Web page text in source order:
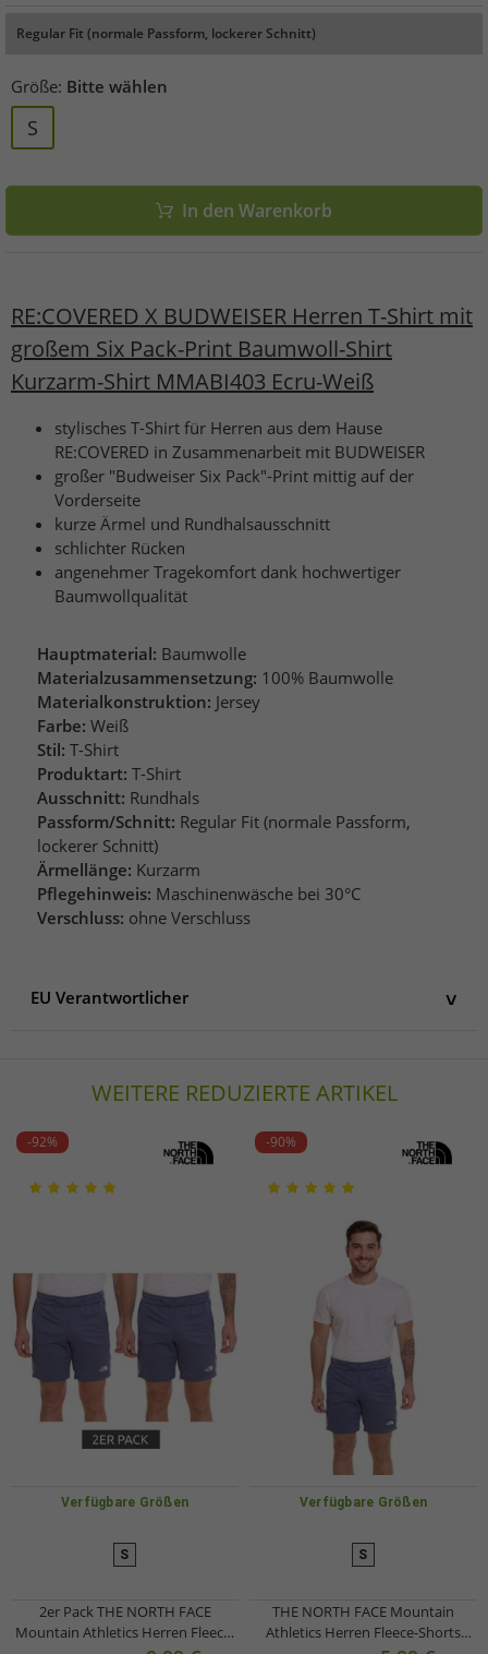
Regular Fit (normale Passform, lockerer Schnitt)
Größe: Bitte wählen
S
In den Warenkorb
RE:COVERED X BUDWEISER Herren T-Shirt mit
großem Six Pack-Print Baumwoll-Shirt
Kurzarm-Shirt MMABI403 Ecru-Weiß
stylisches T-Shirt für Herren aus dem Hause
RE:COVERED in Zusammenarbeit mit BUDWEISER
großer "Budweiser Six Pack"-Print mittig auf der
Vorderseite
kurze Ärmel und Rundhalsausschnitt
schlichter Rücken
angenehmer Tragekomfort dank hochwertiger
Baumwollqualität
Hauptmaterial: Baumwolle
Materialzusammensetzung: 100% Baumwolle
Materialkonstruktion: Jersey
Farbe: Weiß
Stil: T-Shirt
Produktart: T-Shirt
Ausschnitt: Rundhals
Passform/Schnitt: Regular Fit (normale Passform,
lockerer Schnitt)
Ärmellänge: Kurzarm
Pflegehinweis: Maschinenwäsche bei 30°C
Verschluss: ohne Verschluss
EU Verantwortlicher
Thomas More Square 4 - Quadrant House, Floo
United Kingdom
info@recoveredclothing.com
https://recoveredclothing.com/pages/contact
WEITERE REDUZIERTE ARTIKEL
-92%
Verfügbare Größen
S
2er Pack THE NORTH FACE
Mountain Athletics Herren Fleece-
-90%
Verfügbare Größen
S
THE NORTH FACE Mountain
Athletics Herren Fleece-Shorts